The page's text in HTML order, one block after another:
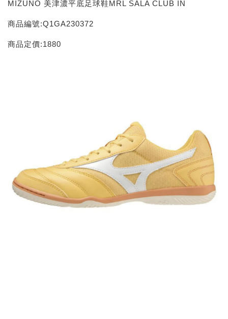
加入購物車
MIZUNO 美津濃平底足球鞋MRL SALA CLUB IN
商品編號:Q1GA230372
商品定價:1880